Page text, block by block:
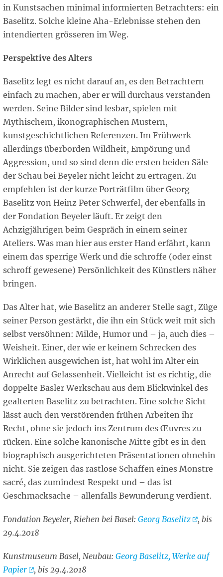
in Kunstsachen minimal informierten Betrachters: ein
Baselitz. Solche kleine Aha-Erlebnisse stehen den
intendierten grösseren im Weg.
Perspektive des Alters
Baselitz legt es nicht darauf an, es den Betrachtern
einfach zu machen, aber er will durchaus verstanden
werden. Seine Bilder sind lesbar, spielen mit
Mythischem, ikonographischen Mustern,
kunstgeschichtlichen Referenzen. Im Frühwerk
allerdings überborden Wildheit, Empörung und
Aggression, und so sind denn die ersten beiden Säle
der Schau bei Beyeler nicht leicht zu ertragen. Zu
empfehlen ist der kurze Porträtfilm über Georg
Baselitz von Heinz Peter Schwerfel, der ebenfalls in
der Fondation Beyeler läuft. Er zeigt den
Achzigjährigen beim Gespräch in einem seiner
Ateliers. Was man hier aus erster Hand erfährt, kann
einem das sperrige Werk und die schroffe (oder einst
schroff gewesene) Persönlichkeit des Künstlers näher
bringen.
Das Alter hat, wie Baselitz an anderer Stelle sagt, Züge
seiner Person gestärkt, die ihn ein Stück weit mit sich
selbst versöhnen: Milde, Humor und – ja, auch dies –
Weisheit. Einer, der wie er keinem Schrecken des
Wirklichen ausgewichen ist, hat wohl im Alter ein
Anrecht auf Gelassenheit. Vielleicht ist es richtig, die
doppelte Basler Werkschau aus dem Blickwinkel des
gealterten Baselitz zu betrachten. Eine solche Sicht
lässt auch den verstörenden frühen Arbeiten ihr
Recht, ohne sie jedoch ins Zentrum des Œuvres zu
rücken. Eine solche kanonische Mitte gibt es in den
biographisch ausgerichteten Präsentationen ohnehin
nicht. Sie zeigen das rastlose Schaffen eines Monstre
sacré, das zumindest Respekt und – das ist
Geschmacksache – allenfalls Bewunderung verdient.
Fondation Beyeler, Riehen bei Basel: Georg Baselitz
, bis
29.4.2018
Kunstmuseum Basel, Neubau: Georg Baselitz, Werke auf
Papier
, bis 29.4.2018